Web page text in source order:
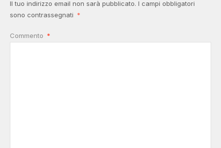
Il tuo indirizzo email non sarà pubblicato. I campi obbligatori
sono contrassegnati *
Commento *